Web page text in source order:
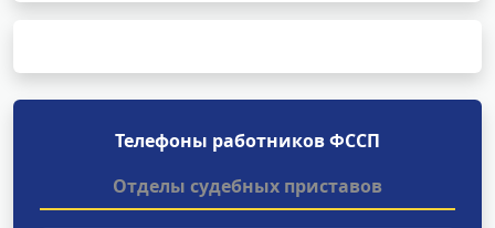
Телефоны работников ФССП
Отделы судебных приставов